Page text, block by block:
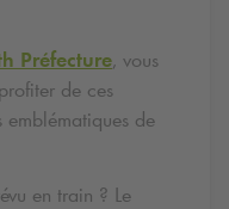
Préfecture, vous
de ces
de
en train ? Le